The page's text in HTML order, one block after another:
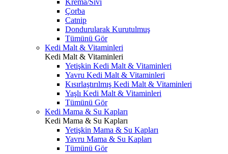
Krema/Sıvı
Çorba
Catnip
Dondurularak Kurutulmuş
Tümünü Gör
Kedi Malt & Vitaminleri
Kedi Malt & Vitaminleri
Yetişkin Kedi Malt & Vitaminleri
Yavru Kedi Malt & Vitaminleri
Kısırlaştırılmış Kedi Malt & Vitaminleri
Yaşlı Kedi Malt & Vitaminleri
Tümünü Gör
Kedi Mama & Su Kapları
Kedi Mama & Su Kapları
Yetişkin Mama & Su Kapları
Yavru Mama & Su Kapları
Tümünü Gör